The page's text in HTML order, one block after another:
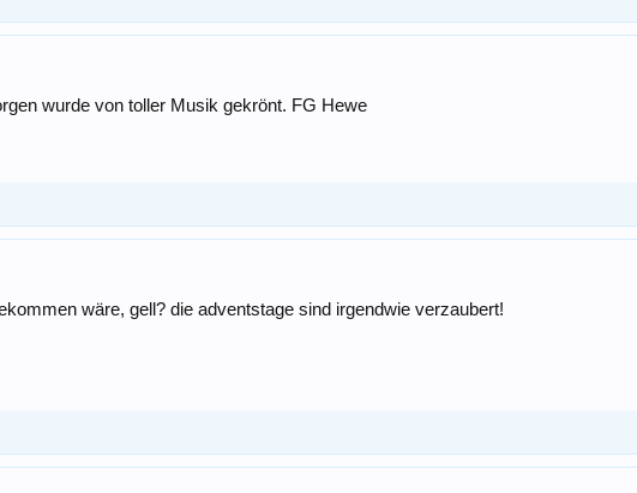
wurde von toller Musik gekrönt. FG Hewe
wäre, gell? die adventstage sind irgendwie verzaubert!